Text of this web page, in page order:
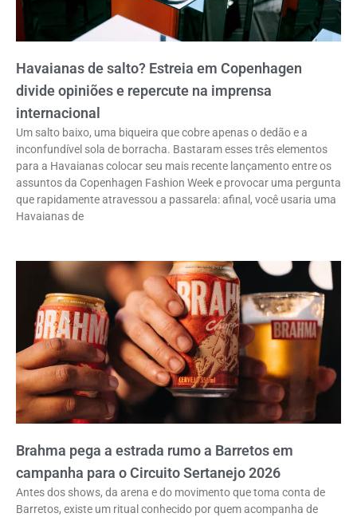
Havaianas de salto? Estreia em Copenhagen
divide opiniões e repercute na imprensa
internacional
Um salto baixo, uma biqueira que cobre apenas o dedão e a
inconfundível sola de borracha. Bastaram esses três elementos
para a Havaianas colocar seu mais recente lançamento entre os
assuntos da Copenhagen Fashion Week e provocar uma pergunta
que rapidamente atravessou a passarela: afinal, você usaria uma
Havaianas de
Brahma pega a estrada rumo a Barretos em
campanha para o Circuito Sertanejo 2026
Antes dos shows, da arena e do movimento que toma conta de
Barretos, existe um ritual conhecido por quem acompanha de